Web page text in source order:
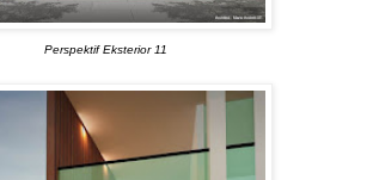
Perspektif Eksterior 11